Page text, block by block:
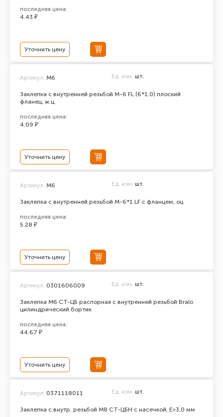
последняя цена:
4.43 ₽
Уточнить цену
Заклепка с внутренней резьбой М-6 FL (6*1.0) плоский
фланец, ж.ц.
Артикул: М6 Ед. изм. шт.
последняя цена:
4.09 ₽
Уточнить цену
Заклепка с внутренней резьбой М-6*1 LF с фланцем, оц
Артикул: М6 Ед. изм. шт.
последняя цена:
5.28 ₽
Уточнить цену
Заклепка М6 СТ-ЦБ распорная с внутренней резьбой Bralo
цилиндрический бортик
Артикул: 0301606009 Ед. изм. шт.
последняя цена:
44.67 ₽
Уточнить цену
Заклепка с внутр. резьбой М8 СТ-ЦБН с насечкой, E>3,0 мм
Артикул: 0371118011 Ед. изм. шт.